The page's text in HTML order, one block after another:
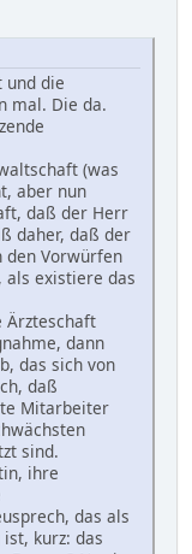
und die
mal. Die da.
(was
aber nun
daß der Herr
daher, daß der
den Vorwürfen
als existiere das
Ärzteschaft
dann
das sich von
daß
Mitarbeiter
sind.
ihre
das als
kurz: das